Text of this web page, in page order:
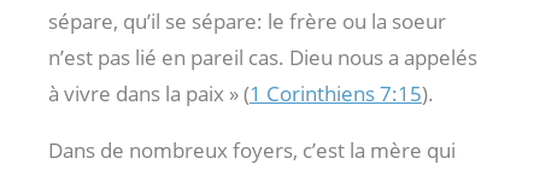
sépare, qu’il se sépare: le frère ou la soeur
n’est pas lié en pareil cas. Dieu nous a appelés
à vivre dans la paix » (1 Corinthiens 7:15).
Dans de nombreux foyers, c’est la mère qui